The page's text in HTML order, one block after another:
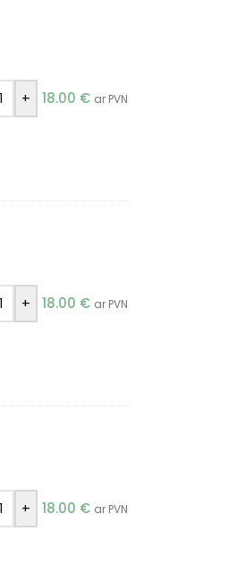
+ 18.00 € ar PVN
+ 18.00 € ar PVN
+ 18.00 € ar PVN